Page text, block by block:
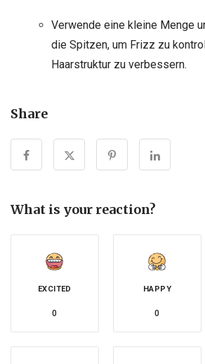
Verwende eine kleine Menge
die Spitzen, um Frizz zu
Haarstruktur zu verbessern.
Share
What is your reaction?
EXCITED
0
HAPPY
0